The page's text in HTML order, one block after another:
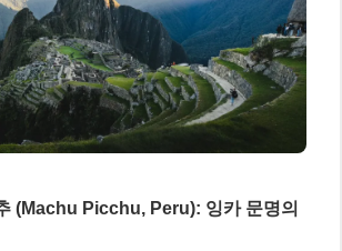
(Machu Picchu, Peru): 잉카 문명의